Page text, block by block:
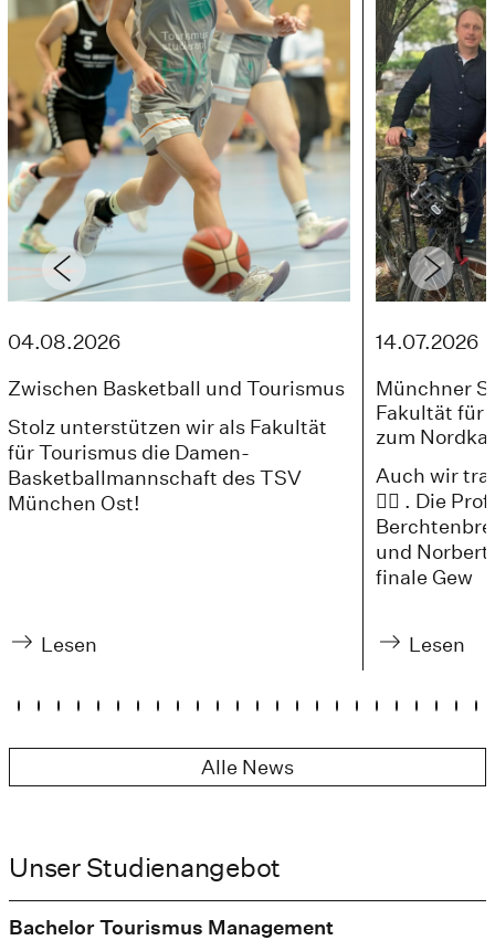
04.08.2026
Zwischen Basketball und Tourismus
Stolz unterstützen wir als Fakultät
für Tourismus die Damen-
Basketballmannschaft des TSV
München Ost!
Lesen
14.07.2026
Münchner
Fakultät für
zum
Auch wir
🚴‍♀️ . Die
und Norbert
finale Gew
Lesen
Alle News
Unser Studienangebot
Bachelor Tourismus Management